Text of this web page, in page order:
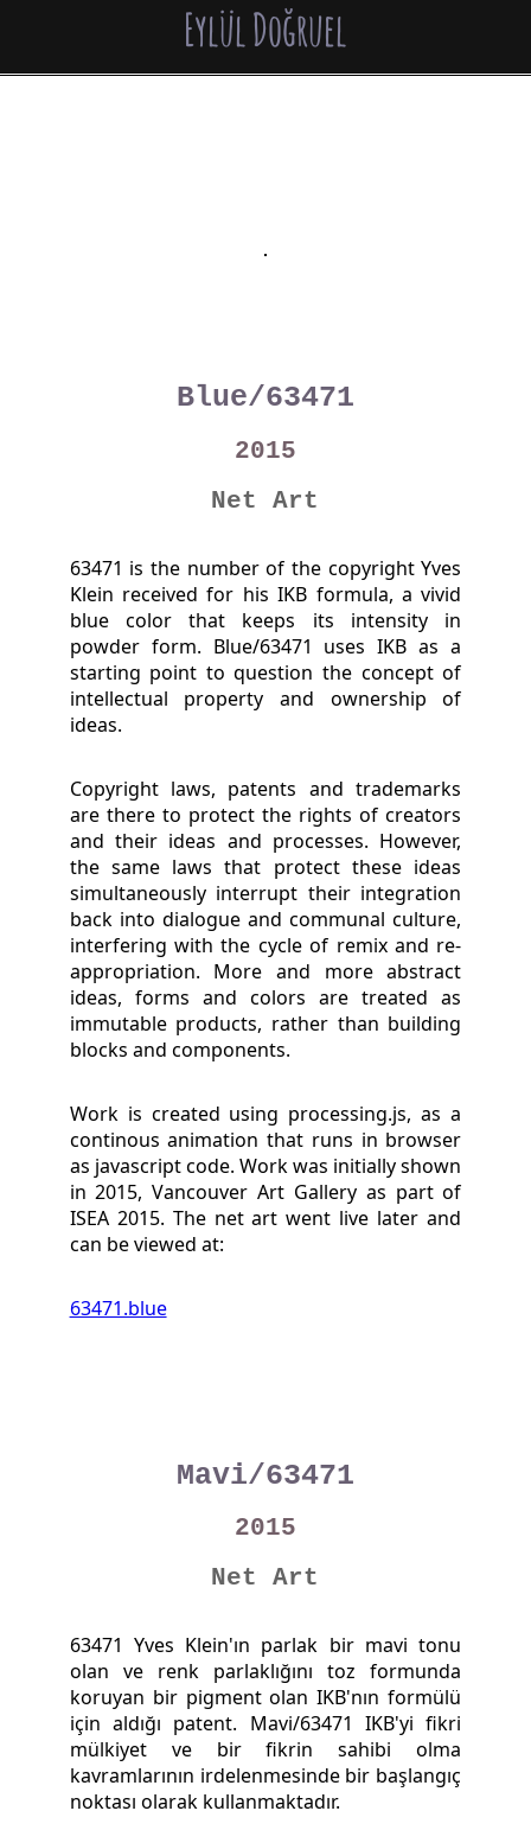
Eylül Doğruel
Blue/63471
2015
Net Art
63471 is the number of the copyright Yves
Klein received for his IKB formula, a vivid
blue color that keeps its intensity in
powder form. Blue/63471 uses IKB as a
starting point to question the concept of
intellectual property and ownership of
ideas.
Copyright laws, patents and trademarks
are there to protect the rights of creators
and their ideas and processes. However,
the same laws that protect these ideas
simultaneously interrupt their integration
back into dialogue and communal culture,
interfering with the cycle of remix and re­
appropriation. More and more abstract
ideas, forms and colors are treated as
immutable products, rather than building
blocks and components.
Work is created using processing.js, as a
continous animation that runs in browser
as javascript code. Work was initially shown
in 2015, Vancouver Art Gallery as part of
ISEA 2015. The net art went live later and
can be viewed at:
63471.blue
Mavi/63471
2015
Net Art
63471 Yves Klein'ın parlak bir mavi tonu
olan ve renk parlaklığını toz formunda
koruyan bir pigment olan IKB'nın formülü
için aldığı patent. Mavi/63471 IKB'yi fikri
mülkiyet ve bir fikrin sahibi olma
kavramlarının irdelenmesinde bir başlangıç
noktası olarak kullanmaktadır.